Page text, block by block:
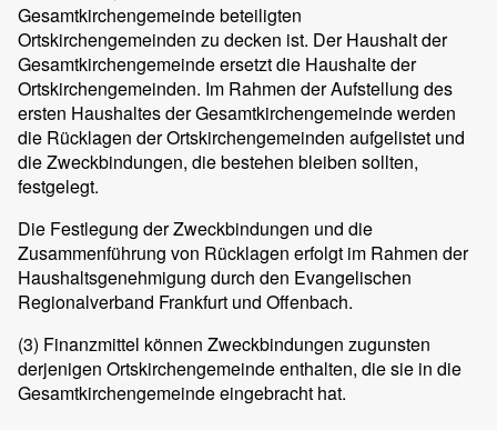
Gesamtkirchengemeinde beteiligten
Ortskirchengemeinden zu decken ist. Der Haushalt der
Gesamtkirchengemeinde ersetzt die Haushalte der
Ortskirchengemeinden. Im Rahmen der Aufstellung des
ersten Haushaltes der Gesamtkirchengemeinde werden
die Rücklagen der Ortskirchengemeinden aufgelistet und
die Zweckbindungen, die bestehen bleiben sollten,
festgelegt.
Die Festlegung der Zweckbindungen und die
Zusammenführung von Rücklagen erfolgt im Rahmen der
Haushaltsgenehmigung durch den Evangelischen
Regionalverband Frankfurt und Offenbach.
(3) Finanzmittel können Zweckbindungen zugunsten
derjenigen Ortskirchengemeinde enthalten, die sie in die
Gesamtkirchengemeinde eingebracht hat.